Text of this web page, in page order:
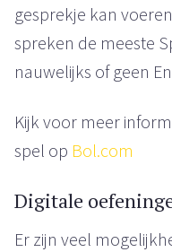
gesprekje kan
spreken de meeste
nauwelijks of geen
Kijk voor meer
spel op Bol.com
Digitale
Er zijn veel